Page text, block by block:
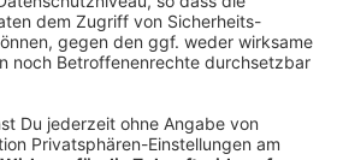
dass die Flammen auf
Das sagte uns die
vor Ort stellen sich auf einen
20 Uhr wurde schon das THW